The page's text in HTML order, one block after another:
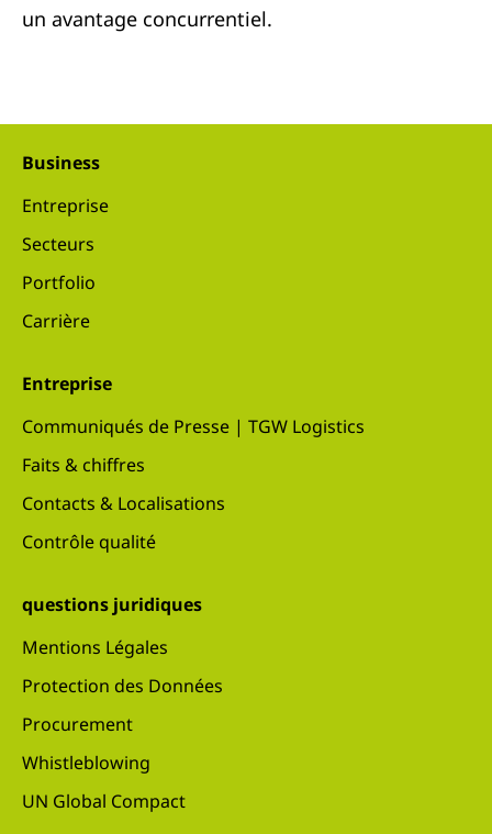
un avantage concurrentiel.
Business
Entreprise
Secteurs
Portfolio
Carrière
Entreprise
Communiqués de Presse | TGW Logistics
Faits & chiffres
Contacts & Localisations
Contrôle qualité
questions juridiques
Mentions Légales
Protection des Données
Procurement
Whistleblowing
UN Global Compact